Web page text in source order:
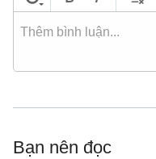
Bạn nên đọc